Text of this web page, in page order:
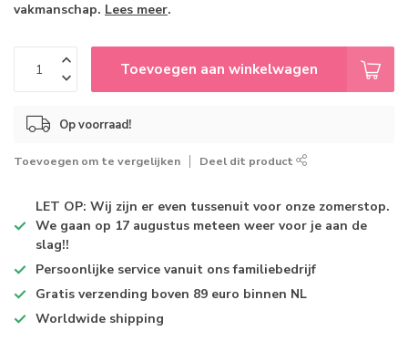
vakmanschap. Lees meer.
Toevoegen aan winkelwagen
Op voorraad!
Toevoegen om te vergelijken Deel dit product
LET OP: Wij zijn er even tussenuit voor onze zomerstop.
We gaan op 17 augustus meteen weer voor je aan de
slag!!
Persoonlijke service vanuit ons familiebedrijf
Gratis verzending boven 89 euro binnen NL
Worldwide shipping